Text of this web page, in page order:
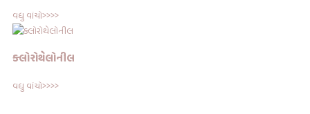
વધુ વાંચો>>>>
ક્લોરોથેલોનીલ
વધુ વાંચો>>>>